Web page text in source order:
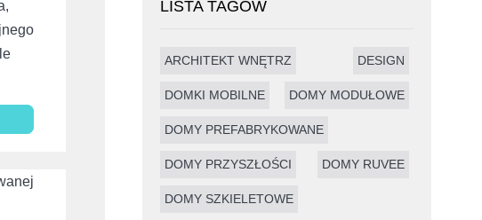
LISTA TAGÓW
ARCHITEKT WNĘTRZ DESIGN
DOMKI MOBILNE DOMY MODUŁOWE
DOMY PREFABRYKOWANE
DOMY PRZYSZŁOŚCI DOMY RUVEE
DOMY SZKIELETOWE